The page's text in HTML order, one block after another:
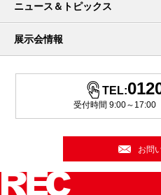
ニュース＆トピックス
展示会情報
TEL:
受付時間 9:00～17:00
お問